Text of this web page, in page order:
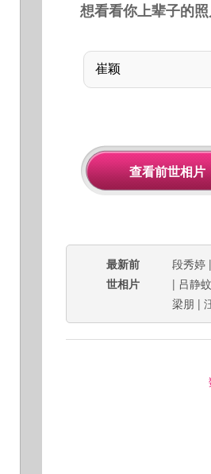
想看看你上辈子的
最新前
世相片
段秀婷
| 吕静蚊
梁朋 |